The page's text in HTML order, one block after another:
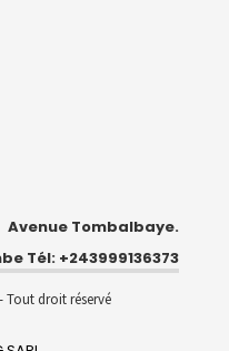
Avenue Tombalbaye.
Tél: +243999136373
- Tout droit réservé